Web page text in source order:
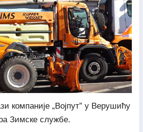
компаније „Војпут” у Верушићу
Зимске службе.